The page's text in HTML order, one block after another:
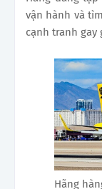
vận hành và
cạnh tranh gay
Hãng